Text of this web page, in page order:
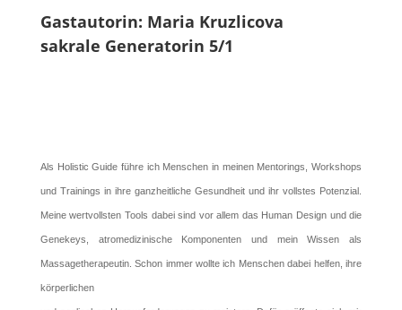
Gastautorin: Maria Kruzlicova
sakrale Generatorin 5/1
Als Holistic Guide führe ich Menschen in meinen Mentorings, Workshops
und Trainings in ihre ganzheitliche Gesundheit und ihr vollstes Potenzial.
Meine wertvollsten Tools dabei sind vor allem das Human Design und die
Genekeys, atromedizinische Komponenten und mein Wissen als
Massagetherapeutin. Schon immer wollte ich Menschen dabei helfen, ihre
körperlichen